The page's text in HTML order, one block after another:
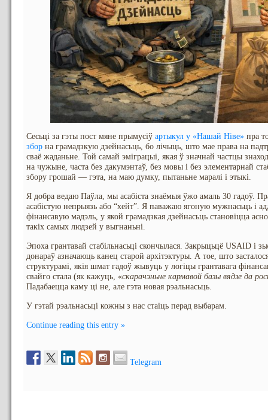
Сесьці за гэты пост мяне прымусіў артыкул у «Нашай Ніве» пра
збор на грамадзкую дзейнасьць, бо лічыць, што мае права на
сваё жаданьне. Той самай эміграцыі, якая ў значнай частцы
на чужыне, часта без дакумэнтаў, без мовы і без элементарнай
збору грошай — гэта, на маю думку, пытаньне маралі і этыкі.
Я добра ведаю Паўла, мы асабіста знаёмыя ўжо амаль 30 гадоў.
асабістую непрыязь або “хейт”. Я паважаю ягоную мужнасьць і
фінансавую мадэль, у якой грамадзкая дзейнасьць становіцца
такіх самых людзей у выгнаньні.
Эпоха грантавай стабільнасьці скончылася. Закрыцьцё USAID і
донараў азначаюць канец старой архітэктуры. А тое, што
структурамі, якія шмат гадоў жывуць у логіцы грантавага
свайго стала (як кажуць, «скарачэньне кармавой базы вядзе да
Падабаецца каму ці не, але гэта новая рэальнасьць.
У гэтай рэальнасьці кожны з нас стаіць перад выбарам.
Continue reading this entry »
Telegram